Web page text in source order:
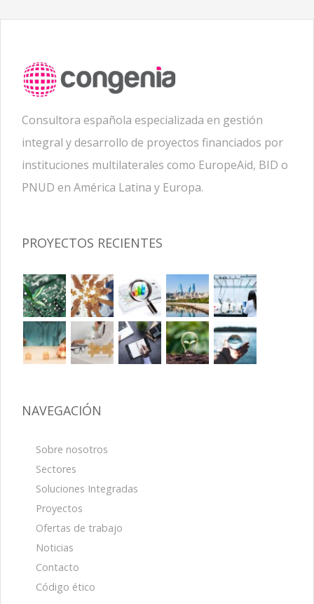
Consultora española especializada en gestión
integral y desarrollo de proyectos financiados por
instituciones multilaterales como EuropeAid, BID o
PNUD en América Latina y Europa.
PROYECTOS RECIENTES
NAVEGACIÓN
Sobre nosotros
Sectores
Soluciones Integradas
Proyectos
Ofertas de trabajo
Noticias
Contacto
Código ético